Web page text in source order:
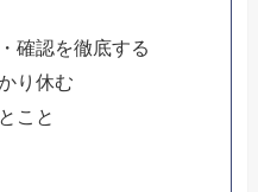
確認を徹底する
り休む
こと